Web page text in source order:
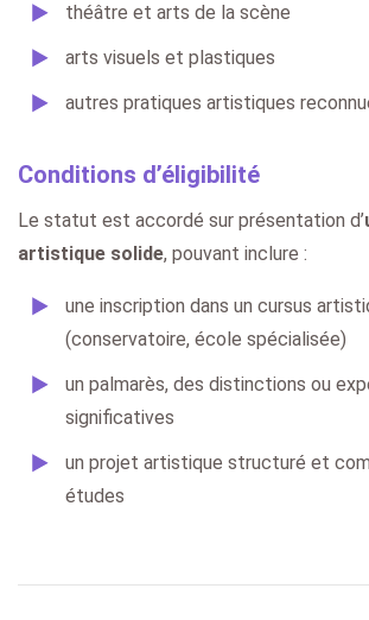
théâtre et arts de la scène
arts visuels et plastiques
autres pratiques artistiques
Conditions d’éligibilité
Le statut est accordé sur présentation d’
artistique solide, pouvant inclure :
une inscription dans un cursus
(conservatoire, école spécialisée)
un palmarès, des distinctions ou
significatives
un projet artistique structuré et
études